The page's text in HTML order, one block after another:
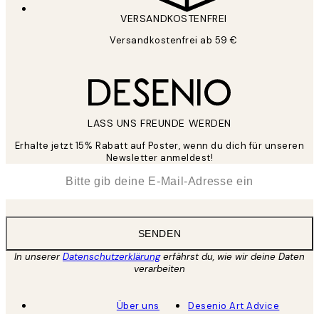
VERSANDKOSTENFREI
Versandkostenfrei ab 59 €
LASS UNS FREUNDE WERDEN
Erhalte jetzt 15% Rabatt auf Poster, wenn du dich für unseren
Newsletter anmeldest!
SENDEN
In unsererDatenschutzerklärungerfährst du, wie wir deine Daten
verarbeiten
Über uns
Desenio Art Advice